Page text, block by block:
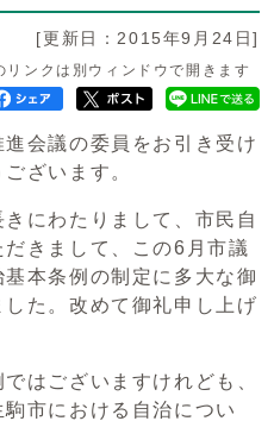
[更新日：2015年9月24日]
リンクは別ウィンドウで開きます
会議の委員をお引き受け
ざいます。
にわたりまして、市民自
きまして、この6月市議
本条例の制定に多大な御
た。改めて御礼申し上げ
はございますけれども、
市における自治につい